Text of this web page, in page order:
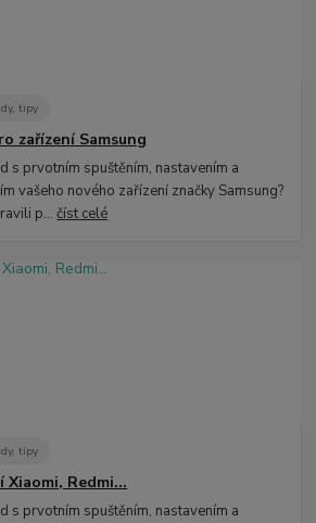
tipy
zařízení Samsung
s prvotním spuštěním, nastavením a
vašeho nového zařízení značky Samsung?
p...číst celé
tipy
Xiaomi, Redmi...
s prvotním spuštěním, nastavením a